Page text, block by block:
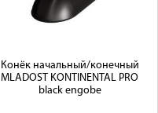
Конёк начальный/конечный
MLADOST KONTINENTAL PRO
black engobe